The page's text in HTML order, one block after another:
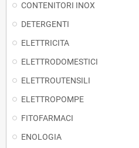
CONTENITORI INOX
DETERGENTI
ELETTRICITA
ELETTRODOMESTICI
ELETTROUTENSILI
ELETTROPOMPE
FITOFARMACI
ENOLOGIA